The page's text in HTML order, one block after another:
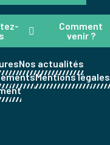
Comment
venir ?
Nos actualités
Mentions légales